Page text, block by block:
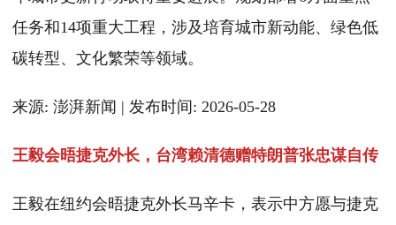
任务和14项重大工程，涉及培育城市新动能、绿色低
碳转型、文化繁荣等领域。
来源: 澎湃新闻 | 发布时间: 2026-05-28
王毅会晤捷克外长，台湾赖清德赠特朗普张忠谋自传
王毅在纽约会晤捷克外长马辛卡，表示中方愿与捷克